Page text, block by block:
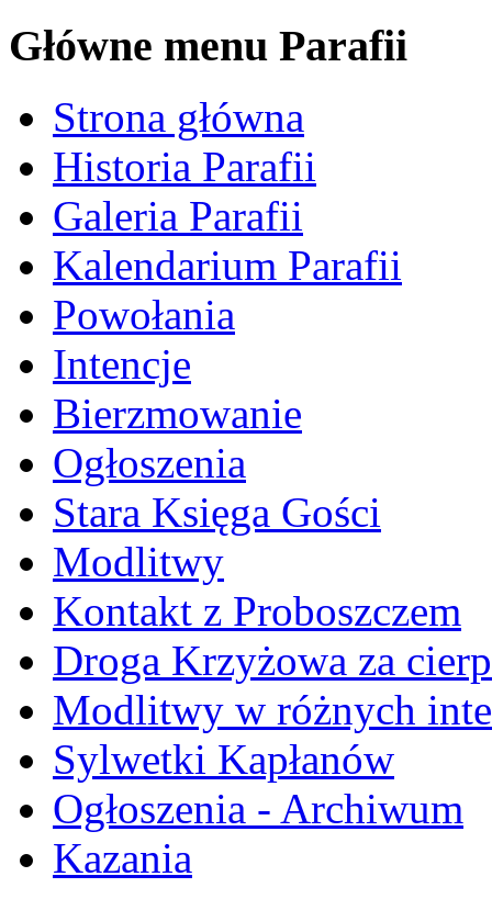
Główne menu Parafii
Strona główna
Historia Parafii
Galeria Parafii
Kalendarium Parafii
Powołania
Intencje
Bierzmowanie
Ogłoszenia
Stara Księga Gości
Modlitwy
Kontakt z Proboszczem
Droga Krzyżowa za
Modlitwy w różnych
Sylwetki Kapłanów
Ogłoszenia - Archiwum
Kazania